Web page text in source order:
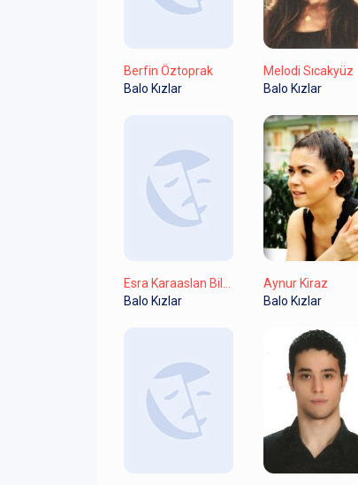
Berfin Öztoprak
Balo Kızlar
Melodi Sıcakyüz
Balo Kızlar
Balo Kızlar
Aynur Kiraz
Balo Kızlar